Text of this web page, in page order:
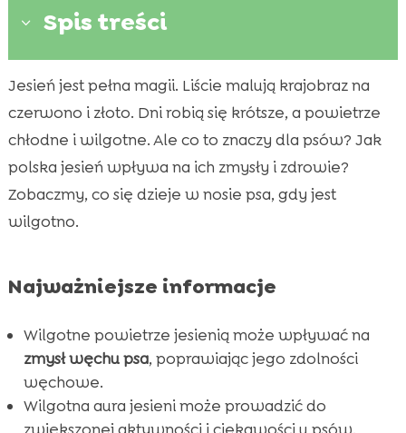
3 Spis treści
 Wpływ jesiennej wilgoci na zmysł węchu psa
 Zmiany w zachowaniu psa jesienią
 Wilgotność powietrza a zdrowie nosa psa
 Jak pies wpływa wilgotnego powietrza
jesień
 Zalecenia pielęgnacyjne dla psów jesienią
zdrowia nosa
Rola wilgoci w treningu węchowym
 Najlepsze warunki spacerowe jesienią
 Jak rozpoznać problemy z nosem u psa?
 Ciepła wilgoć kontra zimna – co jest lepsze
dla psów?
Jesień jest pełna magii. Liście malują krajobraz na
czerwono i złoto. Dni robią się krótsze, a powietrze
chłodne i wilgotne. Ale co to znaczy dla psów? Jak
polska jesień wpływa na ich zmysły i zdrowie?
Zobaczmy, co się dzieje w nosie psa, gdy jest
wilgotno.
Najważniejsze informacje
Wilgotne powietrze jesienią może wpływać na
zmysł węchu psa, poprawiając jego zdolności
węchowe.
Wilgotna aura jesieni może prowadzić do